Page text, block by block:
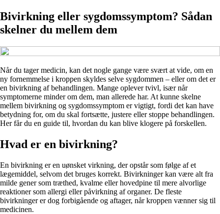
Bivirkning eller sygdomssymptom? Sådan
skelner du mellem dem
Når du tager medicin, kan det nogle gange være svært at vide, om en
ny fornemmelse i kroppen skyldes selve sygdommen – eller om det er
en bivirkning af behandlingen. Mange oplever tvivl, især når
symptomerne minder om dem, man allerede har. At kunne skelne
mellem bivirkning og sygdomssymptom er vigtigt, fordi det kan have
betydning for, om du skal fortsætte, justere eller stoppe behandlingen.
Her får du en guide til, hvordan du kan blive klogere på forskellen.
Hvad er en bivirkning?
En bivirkning er en uønsket virkning, der opstår som følge af et
lægemiddel, selvom det bruges korrekt. Bivirkninger kan være alt fra
milde gener som træthed, kvalme eller hovedpine til mere alvorlige
reaktioner som allergi eller påvirkning af organer. De fleste
bivirkninger er dog forbigående og aftager, når kroppen vænner sig til
medicinen.